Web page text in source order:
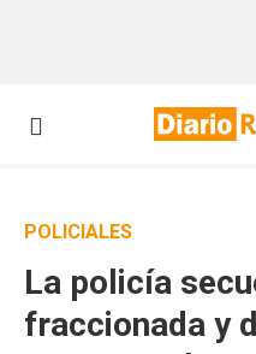
POLICIALES
La policía
fraccionada y